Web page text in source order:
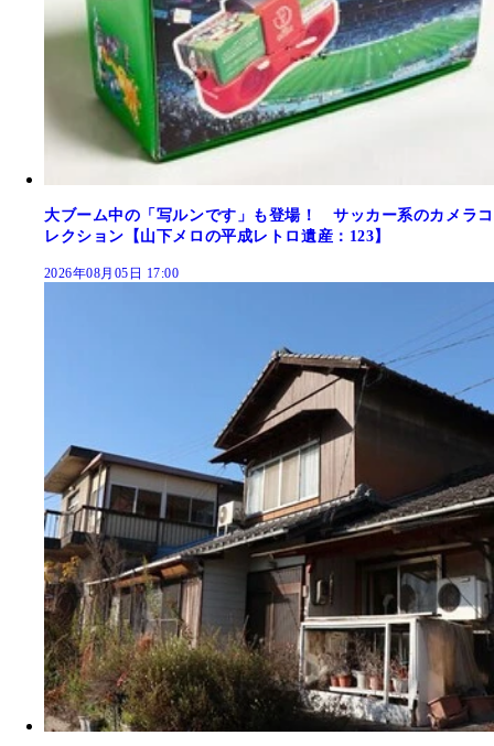
大ブーム中の「写ルンです」も登場！ サッカー系のカメラコ
レクション【山下メロの平成レトロ遺産：123】
2026年08月05日 17:00